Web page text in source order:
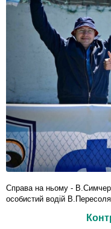
Справа на ньому -
особистий водій